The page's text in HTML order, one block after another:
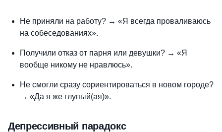
Не приняли на работу? → «Я всегда проваливаюсь
на собеседованиях».
Получили отказ от парня или девушки? → «Я
вообще никому не нравлюсь».
Не смогли сразу сориентироваться в новом городе?
→ «Да я же глупый(ая)».
Депрессивный парадокс